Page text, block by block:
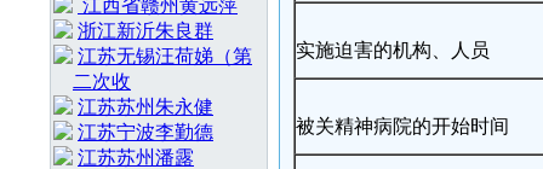
江西省赣州黄远萍
浙江新沂朱良群
江苏无锡汪荷娣（第
二次收
江苏苏州朱永健
江苏宁波李勤德
江苏苏州潘露
实施迫害的机构、人员
被关精神病院的开始时间